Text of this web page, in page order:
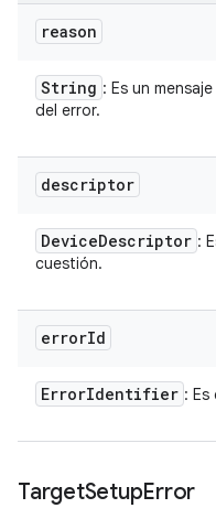
reason
String : Es un
del error.
descriptor
DeviceDescriptor :
cuestión.
errorId
ErrorIdentifier :
TargetSetupError